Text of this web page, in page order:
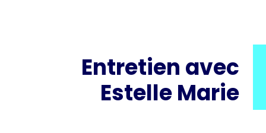
Entretien avec
Estelle Marie